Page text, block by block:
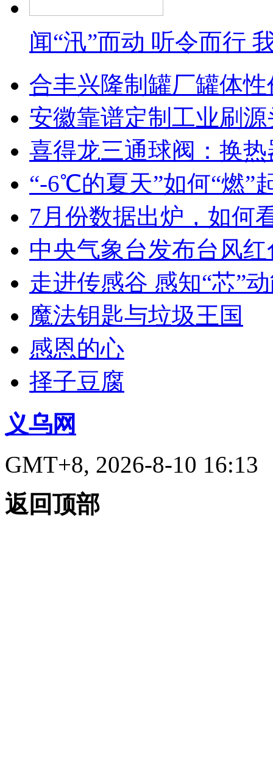
闻“汛”而动 听令而行
合丰兴隆制罐厂罐体
安徽靠谱定制工业刷
喜得龙三通球阀：换
“-6℃的夏天”如何“燃”
7月份数据出炉，如何
中央气象台发布台风
走进传感谷 感知“芯”
魔法钥匙与垃圾王国
感恩的心
择子豆腐
义乌网
GMT+8, 2026-8-10 16:13
返回顶部